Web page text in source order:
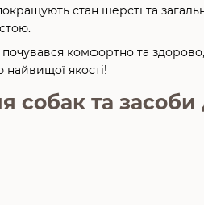
стан шерсті та
комфортно та
найвищої якості!
собак та